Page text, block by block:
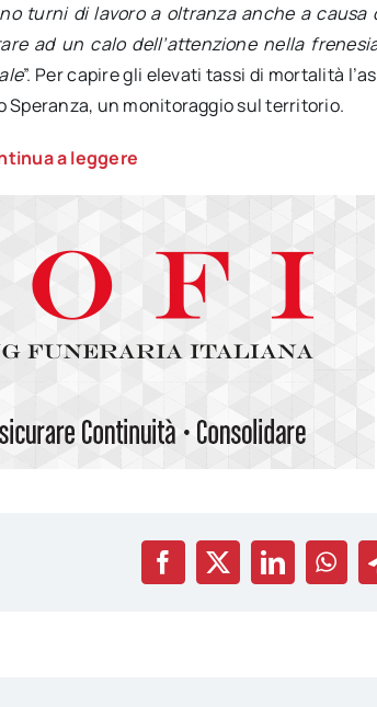
turni di lavoro a oltranza anche a causa
ad un calo dell’attenzione nella
”. Per capire gli elevati tassi di mortalità
un monitoraggio sul territorio.
a leggere